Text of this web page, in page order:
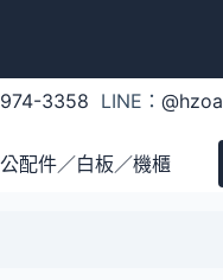
3358 LINE：@hzoa
配件／白板／機櫃